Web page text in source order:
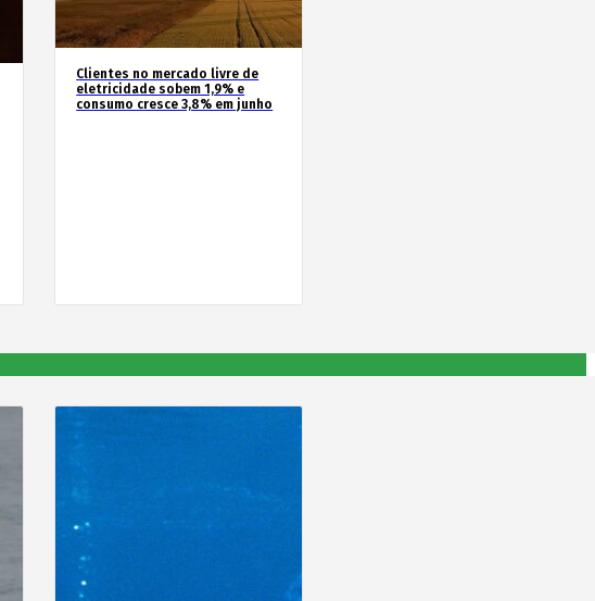
Clientes no mercado livre de
eletricidade sobem 1,9% e
consumo cresce 3,8% em junho